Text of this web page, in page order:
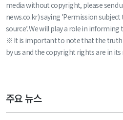
media without copyright, please send
news.co.kr) saying 'Permission
source’. We will play a role in informing
※ It is important to note that the truth
by us and the copyright rights are in its
주요 뉴스